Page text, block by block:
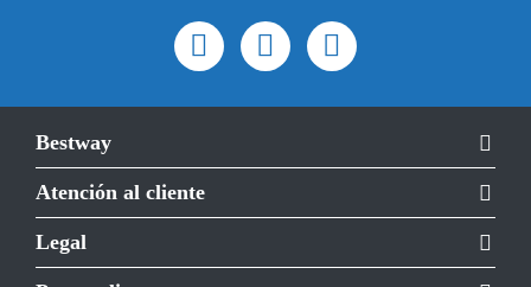
Bestway
Atención al cliente
Legal